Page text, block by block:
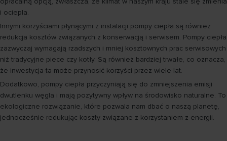
i ociepla.
Innymi korzyściami płynącymi z instalacji pompy ciepła są również
redukcja kosztów związanych z konserwacją i serwisem. Pompy ciepła
zazwyczaj wymagają rzadszych i mniej kosztownych prac serwisowych
niż tradycyjne piece czy kotły. Są również bardziej trwałe, co oznacza,
że inwestycja ta może przynosić korzyści przez wiele lat.
Dodatkowo, pompy ciepła przyczyniają się do zmniejszenia emisji
dwutlenku węgla i mają pozytywny wpływ na środowisko naturalne. To
ekologiczne rozwiązanie, które pozwala nam dbać o naszą planetę,
jednocześnie redukując koszty związane z korzystaniem z energii.